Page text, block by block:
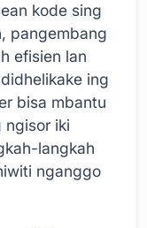
kode sing
pangembang
efisien lan
ing
bisa mbantu
ngisor iki
langkah
nganggo